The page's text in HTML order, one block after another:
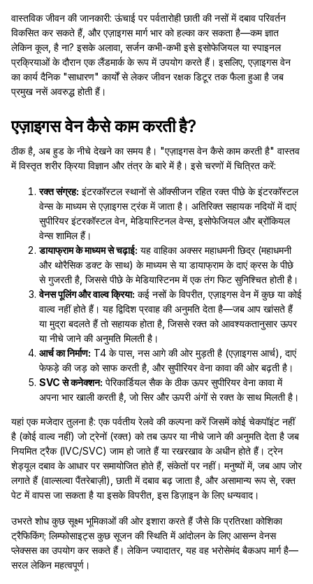
वास्तविक जीवन की जानकारी: ऊंचाई पर पर्वतारोही छाती की नसों में दबाव परिवर्तन
विकसित कर सकते हैं, और एज़ाइगस मार्ग भार को हल्का कर सकता है—कम ज्ञात
लेकिन कूल, है ना? इसके अलावा, सर्जन कभी-कभी इसे इसोफेजियल या स्पाइनल
प्रक्रियाओं के दौरान एक लैंडमार्क के रूप में उपयोग करते हैं। इसलिए, एज़ाइगस वेन
का कार्य दैनिक "साधारण" कार्यों से लेकर जीवन रक्षक डिटूर तक फैला हुआ है जब
प्रमुख नसें अवरुद्ध होती हैं।
एज़ाइगस वेन कैसे काम करती है?
ठीक है, अब हुड के नीचे देखने का समय है। "एज़ाइगस वेन कैसे काम करती है" वास्तव
में विस्तृत शरीर क्रिया विज्ञान और तंत्र के बारे में है। इसे चरणों में चित्रित करें:
रक्त संग्रह: इंटरकॉस्टल स्थानों से ऑक्सीजन रहित रक्त पीछे के इंटरकॉस्टल
वेन्स के माध्यम से एज़ाइगस ट्रंक में जाता है। अतिरिक्त सहायक नदियों में दाएं
सुपीरियर इंटरकॉस्टल वेन, मेडियास्टिनल वेन्स, इसोफेजियल और ब्रोंकियल
वेन्स शामिल हैं।
डायाफ्राम के माध्यम से चढ़ाई: यह वाहिका अक्सर महाधमनी छिद्र (महाधमनी
और थोरैसिक डक्ट के साथ) के माध्यम से या डायाफ्राम के दाएं क्रस के पीछे
से गुजरती है, जिससे पीछे के मेडियास्टिनम में एक तंग फिट सुनिश्चित होती है।
वेनस पूलिंग और वाल्व क्रिया: कई नसों के विपरीत, एज़ाइगस वेन में कुछ या कोई
वाल्व नहीं होते हैं। यह द्विदिश प्रवाह की अनुमति देता है—जब आप खांसते हैं
या मुद्रा बदलते हैं तो सहायक होता है, जिससे रक्त को आवश्यकतानुसार ऊपर
या नीचे जाने की अनुमति मिलती है।
आर्च का निर्माण: T4 के पास, नस आगे की ओर मुड़ती है (एज़ाइगस आर्च), दाएं
फेफड़े की जड़ को साफ करती है, और सुपीरियर वेना कावा की ओर बढ़ती है।
SVC से कनेक्शन: पेरिकार्डियल सैक के ठीक ऊपर सुपीरियर वेना कावा में
अपना भार खाली करती है, जो सिर और ऊपरी अंगों से रक्त के साथ मिलती है।
यहां एक मजेदार तुलना है: एक पर्वतीय रेलवे की कल्पना करें जिसमें कोई चेकपॉइंट नहीं
है (कोई वाल्व नहीं) जो ट्रेनों (रक्त) को तब ऊपर या नीचे जाने की अनुमति देता है जब
नियमित ट्रैक (IVC/SVC) जाम हो जाते हैं या रखरखाव के अधीन होते हैं। ट्रेन
शेड्यूल दबाव के आधार पर समायोजित होते हैं, संकेतों पर नहीं। मनुष्यों में, जब आप जोर
लगाते हैं (वाल्सल्वा पैंतरेबाज़ी), छाती में दबाव बढ़ जाता है, और असामान्य रूप से, रक्त
पेट में वापस जा सकता है या इसके विपरीत, इस डिज़ाइन के लिए धन्यवाद।
उभरते शोध कुछ सूक्ष्म भूमिकाओं की ओर इशारा करते हैं जैसे कि प्रतिरक्षा कोशिका
ट्रैफिकिंग; लिम्फोसाइट्स कुछ सूजन की स्थिति में आंदोलन के लिए आसन्न वेनस
प्लेक्सस का उपयोग कर सकते हैं। लेकिन ज्यादातर, यह वह भरोसेमंद बैकअप मार्ग है—
सरल लेकिन महत्वपूर्ण।